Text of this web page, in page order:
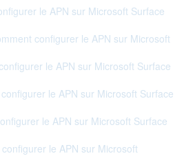
le APN sur Microsoft Surface
configurer le APN sur Microsoft
le APN sur Microsoft Surface
le APN sur Microsoft Surface
le APN sur Microsoft Surface
le APN sur Microsoft